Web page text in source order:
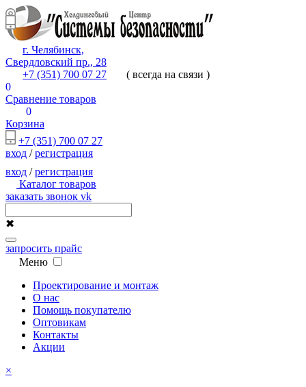
г. Челябинск,
Свердловский пр., 28
+7 (351) 700 07 27
( всегда на связи )
0
Сравнение товаров
0
Корзина
+7 (351) 700 07 27
вход /регистрация
вход /регистрация
Каталог товаров
заказать звонок vk
✖
запросить прайс
Меню
Проектирование и монтаж
О нас
Помощь покупателю
Оптовикам
Контакты
Акции
×